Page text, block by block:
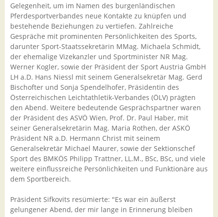
Gelegenheit, um im Namen des burgenländischen
Pferdesportverbandes neue Kontakte zu knüpfen und
bestehende Beziehungen zu vertiefen. Zahlreiche
Gespräche mit prominenten Persönlichkeiten des Sports,
darunter Sport-Staatssekretärin MMag. Michaela Schmidt,
der ehemalige Vizekanzler und Sportminister NR Mag.
Werner Kogler, sowie der Präsident der Sport Austria GmbH
LH a.D. Hans Niessl mit seinem Generalsekretär Mag. Gerd
Bischofter und Sonja Spendelhofer, Präsidentin des
Österreichischen Leichtathletik-Verbandes (ÖLV) prägten
den Abend. Weitere bedeutende Gesprächspartner waren
der Präsident des ASVÖ Wien, Prof. Dr. Paul Haber, mit
seiner Generalsekretärin Mag. Maria Rothen, der ASKÖ
Präsident NR a.D. Hermann Christ mit seinem
Generalsekretär Michael Maurer, sowie der Sektionschef
Sport des BMKÖS Philipp Trattner, LL.M., BSc, BSc, und viele
weitere einflussreiche Persönlichkeiten und Funktionäre aus
dem Sportbereich.
Präsident Sifkovits resümierte: "Es war ein äußerst
gelungener Abend, der mir lange in Erinnerung bleiben